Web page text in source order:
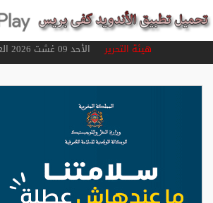
هيئة التحريرالأحد 09 غشت 2026 العدد : 5493